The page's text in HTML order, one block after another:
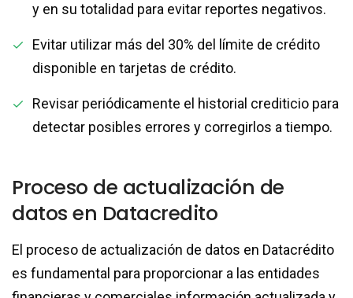
y en su totalidad para evitar reportes negativos.
Evitar utilizar más del 30% del límite de crédito
disponible en tarjetas de crédito.
Revisar periódicamente el historial crediticio para
detectar posibles errores y corregirlos a tiempo.
Proceso de actualización de
datos en Datacredito
El proceso de actualización de datos en Datacrédito
es fundamental para proporcionar a las entidades